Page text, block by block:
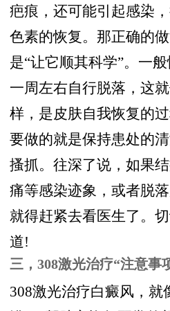
疤痕，还可能引起感染
色素的恢复。那正确的
是“让它顺其科学”。一
一周左右自行脱落，这
样，是皮肤自我恢复的
要做的就是保持患处的
搔抓。往深了说，如果
痛等感染迹象，或者脱
就得赶紧去看医生了。
道!
三，308激光治疗“注意事
308激光治疗白癜风，就